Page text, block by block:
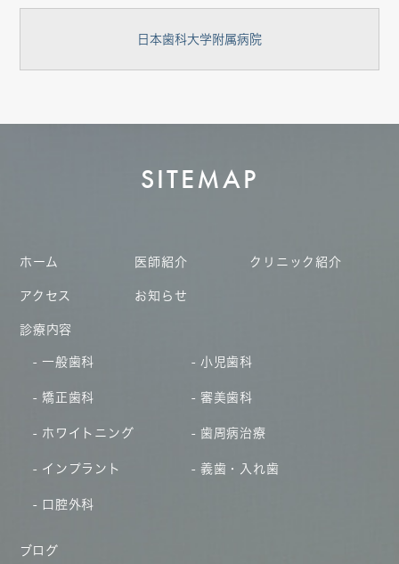
日本歯科大学附属病院
SITEMAP
ホーム 医師紹介 クリニック紹介
アクセス お知らせ
診療内容
一般歯科 小児歯科
矯正歯科 審美歯科
ホワイトニング 歯周病治療
インプラント 義歯・入れ歯
口腔外科
ブログ